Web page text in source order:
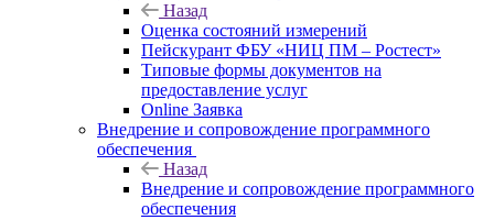
Назад
Оценка состояний измерений
Пейскурант ФБУ «НИЦ ПМ – Ростест»
Типовые формы документов на
предоставление услуг
Online Заявка
Внедрение и сопровождение программного
обеспечения
Назад
Внедрение и сопровождение программного
обеспечения